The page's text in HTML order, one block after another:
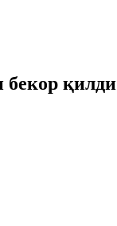
бекор қилди